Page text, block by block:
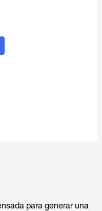
para generar una